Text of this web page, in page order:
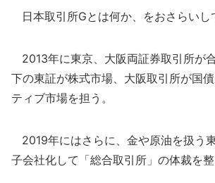
日本取引所Gとは何か、をおさらいし
2013年に東京、大阪両証券取引所が
下の東証が株式市場、大阪取引所が国
ティブ市場を担う。
2019年にはさらに、金や原油を扱う
子会社化して「総合取引所」の体裁を整